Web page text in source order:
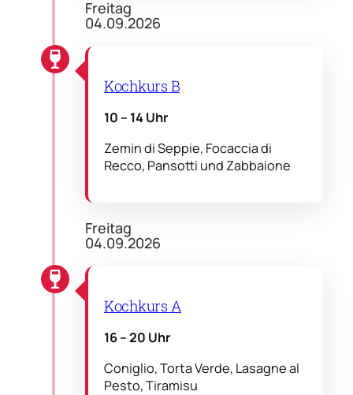
Freitag
04.09.2026
Kochkurs B
10 – 14 Uhr
Zemin di Seppie, Focaccia di
Recco, Pansotti und Zabbaione
Freitag
04.09.2026
Kochkurs A
16 – 20 Uhr
Coniglio, Torta Verde, Lasagne al
Pesto, Tiramisu